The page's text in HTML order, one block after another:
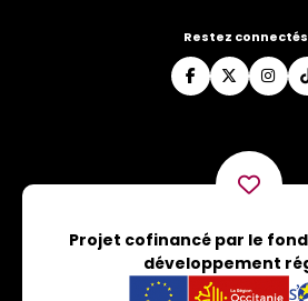
Restez connectés
Projet cofinancé par le
développement